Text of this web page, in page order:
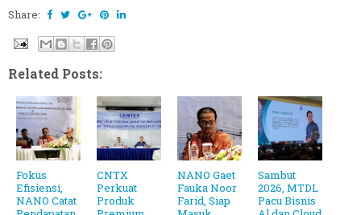
Share:
Related Posts:
Fokus
Efisiensi,
NANO Catat
CNTX
Perkuat
Produk
NANO Gaet
Fauka Noor
Farid, Siap
Sambut
2026, MTDL
Pacu Bisnis